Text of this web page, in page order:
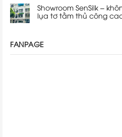
Showroom SenSilk –
lụa tơ tằm thủ công
FANPAGE